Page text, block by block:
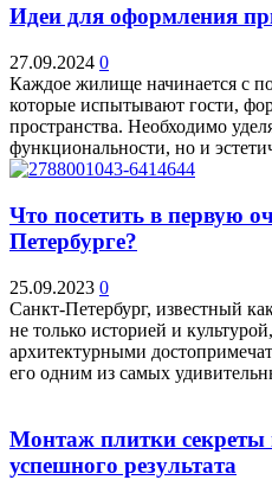
Идеи для оформления
27.09.2024 0
Каждое жилище начинается с
которые испытывают гости,
пространства. Необходимо
функциональности, но и
Что посетить в первую
Петербурге?
25.09.2023 0
Санкт-Петербург, известный
не только историей и
архитектурными
его одним из самых
Монтаж плитки секреты
успешного результата